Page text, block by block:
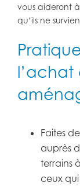
vous aideront
qu’ils ne
l’achat
Faites
auprès
terrains
ceux qui